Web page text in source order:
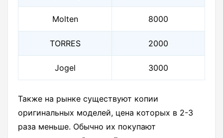
Molten 8000
TORRES 2000
Jogel 3000
Также на рынке существуют копии
оригинальных моделей, цена которых в 2-3
раза меньше. Обычно их покупают